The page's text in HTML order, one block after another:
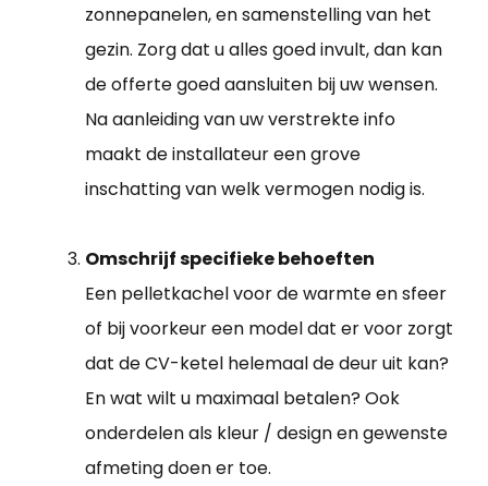
zonnepanelen, en samenstelling van het
gezin. Zorg dat u alles goed invult, dan kan
de offerte goed aansluiten bij uw wensen.
Na aanleiding van uw verstrekte info
maakt de installateur een grove
inschatting van welk vermogen nodig is.
Omschrijf specifieke behoeften
Een pelletkachel voor de warmte en sfeer
of bij voorkeur een model dat er voor zorgt
dat de CV-ketel helemaal de deur uit kan?
En wat wilt u maximaal betalen? Ook
onderdelen als kleur / design en gewenste
afmeting doen er toe.